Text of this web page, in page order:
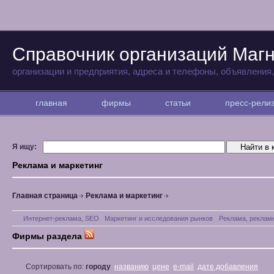
Справочник организаций
организации и предприятия, адреса и телефоны,
главная фирмы статьи пресс-
Я ищу:
Реклама и маркетинг
Главная страница Реклама и маркетинг
Интернет-реклама, SEO Маркетинг и исследования рынков Реклама,
Фирмы раздела
Сортировать по: городу названию цене e-mail дате добавления